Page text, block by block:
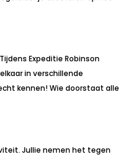
Expeditie Robinson
in verschillende
kennen! Wie doorstaat alle
Jullie nemen het tegen